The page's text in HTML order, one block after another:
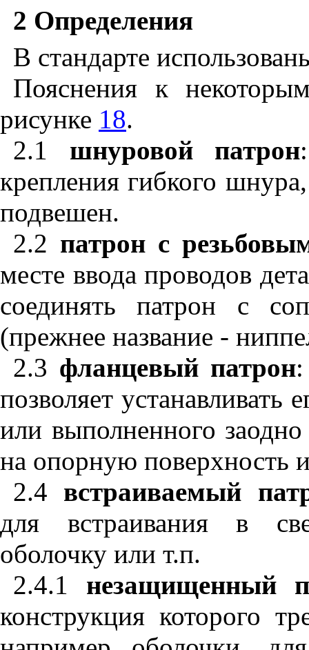
2 Определения
В стандарте
Пояснения к
рисунке 18.
2.1 шнуровой патрон
крепления гибкого
подвешен.
2.2 патрон с
месте ввода проводов
соединять патрон с
(прежнее название -
2.3 фланцевый патрон
позволяет
или выполненного
на опорную поверхность
2.4 встраиваемый
для встраивания в
оболочку или т.п.
2.4.1 незащищенный
конструкция которого